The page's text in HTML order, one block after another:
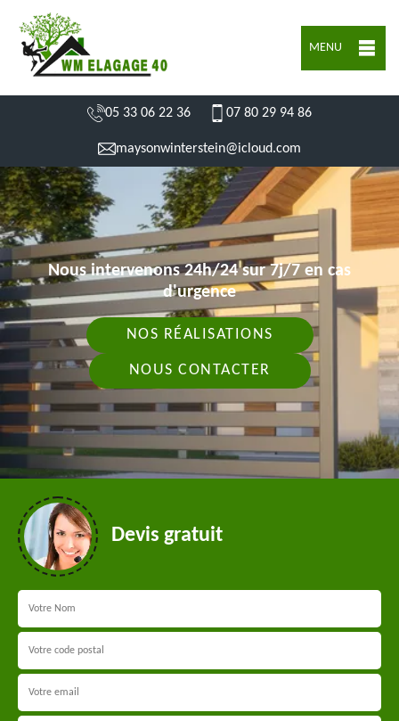
MENU
05 33 06 22 36 07 80 29 94 86
maysonwinterstein@icloud.com
Nous intervenons 24h/24 sur 7j/7 en cas
d'urgence
NOS RÉALISATIONS
NOUS CONTACTER
Devis gratuit